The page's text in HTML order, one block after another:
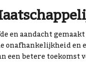
en aandacht
onafhankelijkheid
een betere toekomst